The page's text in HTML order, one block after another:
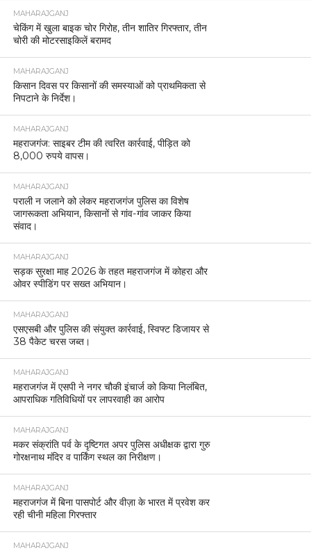
MAHARAJGANJ
चेकिंग में खुला बाइक चोर गिरोह, तीन शातिर गिरफ्तार, तीन
चोरी की मोटरसाइकिलें बरामद
MAHARAJGANJ
किसान दिवस पर किसानों की समस्याओं को प्राथमिकता से
निपटाने के निर्देश।
MAHARAJGANJ
महराजगंज: साइबर टीम की त्वरित कार्रवाई, पीड़ित को
8,000 रुपये वापस।
MAHARAJGANJ
पराली न जलाने को लेकर महराजगंज पुलिस का विशेष
जागरूकता अभियान, किसानों से गांव-गांव जाकर किया
संवाद।
MAHARAJGANJ
सड़क सुरक्षा माह 2026 के तहत महराजगंज में कोहरा और
ओवर स्पीडिंग पर सख्त अभियान।
MAHARAJGANJ
एसएसबी और पुलिस की संयुक्त कार्रवाई, स्विफ्ट डिजायर से
38 पैकेट चरस जब्त।
MAHARAJGANJ
महराजगंज में एसपी ने नगर चौकी इंचार्ज को किया निलंबित,
आपराधिक गतिविधियों पर लापरवाही का आरोप
MAHARAJGANJ
मकर संक्रांति पर्व के दृष्टिगत अपर पुलिस अधीक्षक द्वारा गुरु
गोरक्षनाथ मंदिर व पार्किंग स्थल का निरीक्षण।
MAHARAJGANJ
महराजगंज में बिना पासपोर्ट और वीज़ा के भारत में प्रवेश कर
रही चीनी महिला गिरफ्तार
MAHARAJGANJ